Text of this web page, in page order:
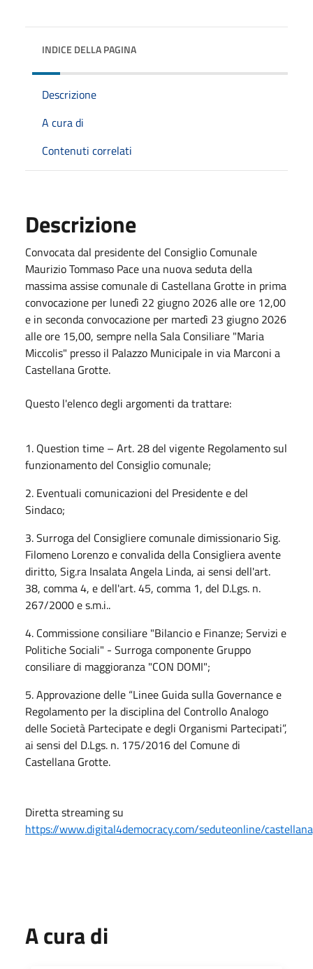
INDICE DELLA PAGINA
Descrizione
A cura di
Contenuti correlati
Descrizione
Convocata dal presidente del Consiglio Comunale
Maurizio Tommaso Pace una nuova seduta della
massima assise comunale di Castellana Grotte in prima
convocazione per lunedì 22 giugno 2026 alle ore 12,00
e in seconda convocazione per martedì 23 giugno 2026
alle ore 15,00, sempre nella Sala Consiliare "Maria
Miccolis" presso il Palazzo Municipale in via Marconi a
Castellana Grotte.
Questo l'elenco degli argomenti da trattare:
1. Question time – Art. 28 del vigente Regolamento sul
funzionamento del Consiglio comunale;
2. Eventuali comunicazioni del Presidente e del
Sindaco;
3. Surroga del Consigliere comunale dimissionario Sig.
Filomeno Lorenzo e convalida della Consigliera avente
diritto, Sig.ra Insalata Angela Linda, ai sensi dell'art.
38, comma 4, e dell'art. 45, comma 1, del D.Lgs. n.
267/2000 e s.m.i..
4. Commissione consiliare "Bilancio e Finanze; Servizi e
Politiche Sociali" - Surroga componente Gruppo
consiliare di maggioranza "CON DOMI";
5. Approvazione delle “Linee Guida sulla Governance e
Regolamento per la disciplina del Controllo Analogo
delle Società Partecipate e degli Organismi Partecipati”,
ai sensi del D.Lgs. n. 175/2016 del Comune di
Castellana Grotte.
Diretta streaming su
https://www.digital4democracy.com/seduteonline/
A cura di